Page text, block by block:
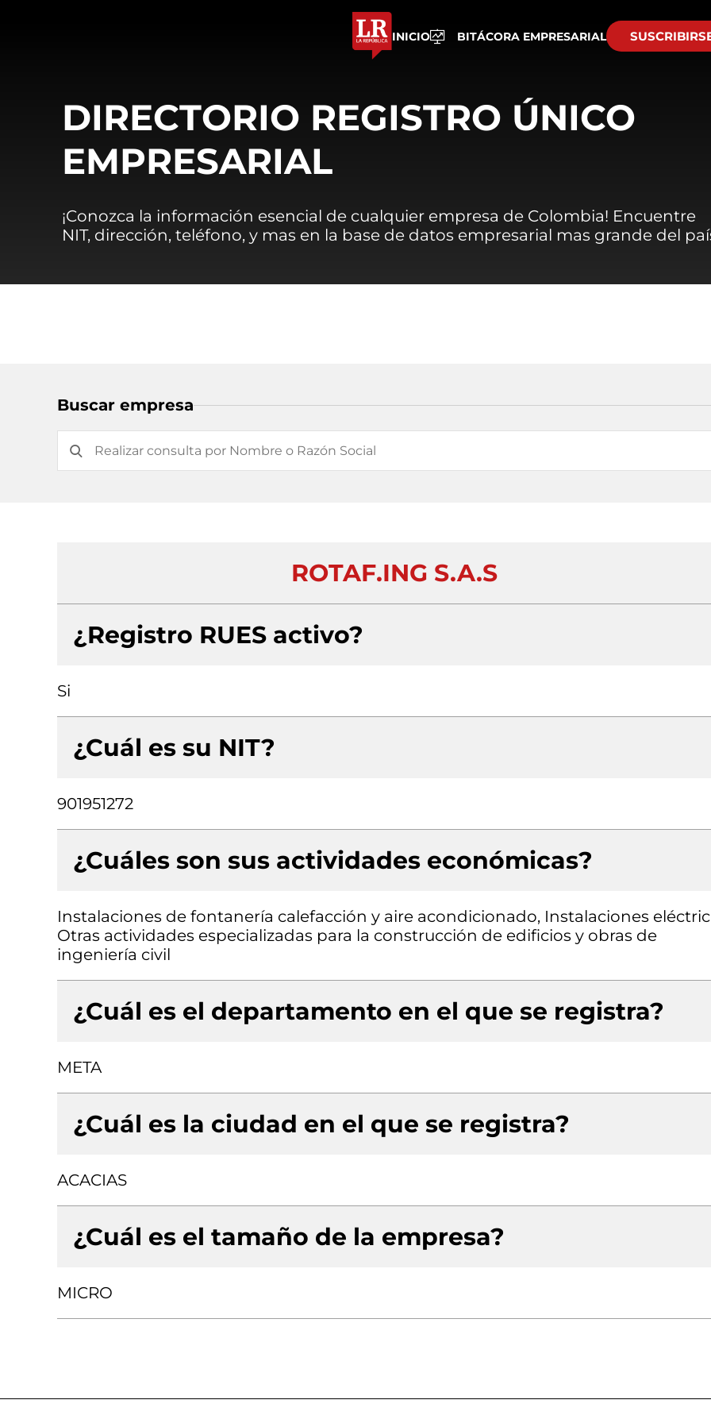
INICIO BITÁCORA EMPRESARIAL
DIRECTORIO REGISTRO ÚNICO
EMPRESARIAL
¡Conozca la información esencial de cualquier empresa de Colombia! Encuentre
NIT, dirección, teléfono, y mas en la base de datos empresarial mas grande del
Buscar empresa
ROTAF.ING S.A.S
¿Registro RUES activo?
Si
¿Cuál es su NIT?
901951272
¿Cuáles son sus actividades económicas?
Instalaciones de fontanería calefacción y aire acondicionado, Instalaciones
Otras actividades especializadas para la construcción de edificios y obras de
ingeniería civil
¿Cuál es el departamento en el que se registra?
META
¿Cuál es la ciudad en el que se registra?
ACACIAS
¿Cuál es el tamaño de la empresa?
MICRO